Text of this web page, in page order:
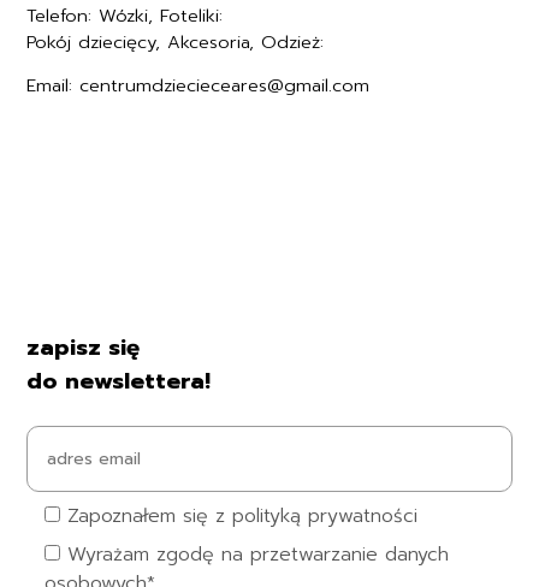
Telefon: Wózki, Foteliki:
Pokój dziecięcy, Akcesoria, Odzież:
Email: centrumdziecieceares@gmail.com
zapisz się
do newslettera!
Zapoznałem się z polityką prywatności
Wyrażam zgodę na przetwarzanie danych